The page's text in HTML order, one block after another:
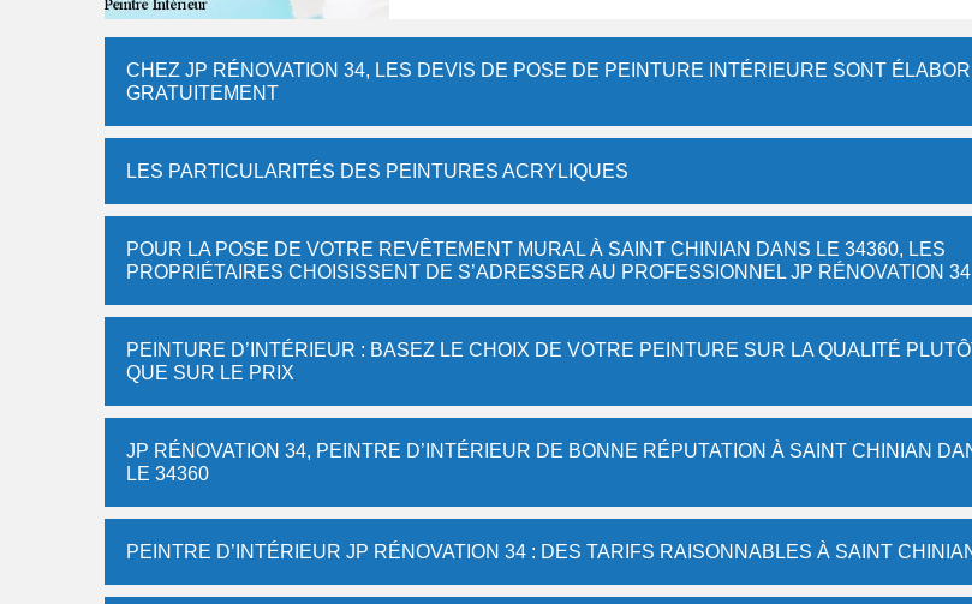
CHEZ JP RÉNOVATION 34, LES DEVIS DE POSE DE PEINTURE INTÉRIEURE SONT
GRATUITEMENT
LES PARTICULARITÉS DES PEINTURES ACRYLIQUES
POUR LA POSE DE VOTRE REVÊTEMENT MURAL À SAINT CHINIAN DANS LE 34360, LES
PROPRIÉTAIRES CHOISISSENT DE S’ADRESSER AU PROFESSIONNEL JP RÉNOVATION 34
PEINTURE D’INTÉRIEUR : BASEZ LE CHOIX DE VOTRE PEINTURE SUR LA QUALITÉ
QUE SUR LE PRIX
JP RÉNOVATION 34, PEINTRE D’INTÉRIEUR DE BONNE RÉPUTATION À SAINT CHINIAN
LE 34360
PEINTRE D’INTÉRIEUR JP RÉNOVATION 34 : DES TARIFS RAISONNABLES À SAINT